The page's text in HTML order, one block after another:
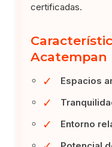
certificadas.
Acatempan
✓ Espacios
✓
✓ Entorno